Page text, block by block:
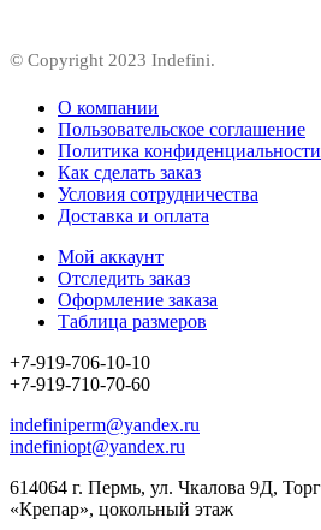
© Copyright 2023 Indefini.
О компании
Пользовательское соглашение
Политика конфиденциальности
Как сделать заказ
Условия сотрудничества
Доставка и оплата
Мой аккаунт
Отследить заказ
Оформление заказа
Таблица размеров
+7-919-706-10-10
+7-919-710-70-60
indefiniperm@yandex.ru
indefiniopt@yandex.ru
614064 г. Пермь, ул. Чкалова 9Д,
«Крепар», цокольный этаж